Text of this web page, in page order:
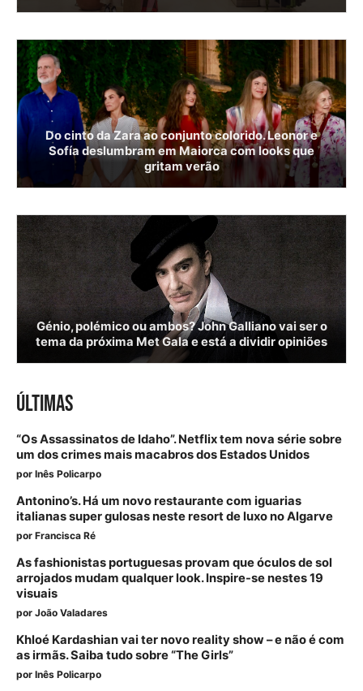
Do cinto da Zara ao conjunto colorido. Leonor e
Sofía deslumbram em Maiorca com looks que
gritam verão
Génio, polémico ou ambos? John Galliano vai ser o
tema da próxima Met Gala e está a dividir opiniões
ÚLTIMAS
“Os Assassinatos de Idaho”. Netflix tem nova série sobre
um dos crimes mais macabros dos Estados Unidos
por Inês Policarpo
Antonino’s. Há um novo restaurante com iguarias
italianas super gulosas neste resort de luxo no Algarve
por Francisca Ré
As fashionistas portuguesas provam que óculos de sol
arrojados mudam qualquer look. Inspire-se nestes 19
visuais
por João Valadares
Khloé Kardashian vai ter novo reality show – e não é com
as irmãs. Saiba tudo sobre “The Girls”
por Inês Policarpo